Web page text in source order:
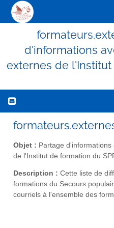
d'informations
externes de l'Institut
Objet : Partage
de l'Institut de formation du
Description : Cette liste de
formations du Secours
courriels à l'ensemble des